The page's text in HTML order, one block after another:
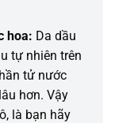
hoa: Da dầu
tự nhiên trên
tử nước
hơn. Vậy
là bạn hãy